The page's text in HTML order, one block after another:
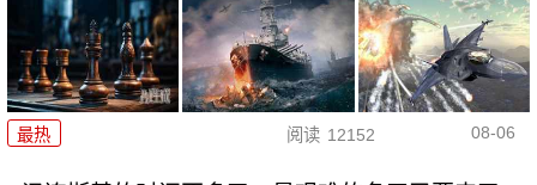
最热 阅读 12152 08-06